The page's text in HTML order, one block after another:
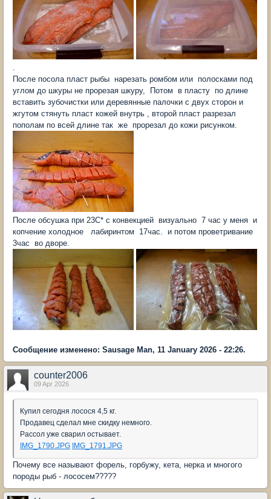
После посола пласт рыбы нарезать ромбом или полосками под
углом до шкуры не прорезая шкуру, Потом в пласту по длине
вставить зубочистки или деревянные палочки с двух сторон и
жгутом стянуть пласт кожей внутрь , второй пласт разрезал
пополам по всей длине так же прорезал до кожи рисунком.
После обсушка при 23С* с конвекцией визуально 7 час у меня и
копчение холодное лабиринтом 17час. и потом проветривание
3час во дворе.
Сообщение изменено: Sausage Man, 11 January 2026 - 22:26.
counter2006
09 Apr 2026
Купил сегодня лосося 4,5 кг.
Продавец сделал мне скидку немного.
Рассол уже сварил остывает.
IMG_1790.JPG IMG_1791.JPG
Почему все называют форель, горбужу, кета, нерка и многого
породы рыб - лососем?????